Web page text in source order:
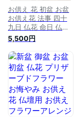
お供え 花 初盆 お盆
お供え花 法事 四十
九日 仏花 命日 仏事
法要 お彼岸 オンラ
イン帰省 新盆 枕花
初七日 ペット 供え
花 故人 フラワー 花
上品 モダン フラワ
ーギフト お悔やみ
一周忌 フラワーアレ
ンジメント プレゼン
ト 菊
5,500円